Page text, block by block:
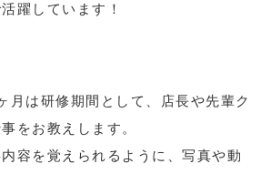
躍しています！
月は研修期間として、店長や先輩ク
をお教えします。
容を覚えられるように、写真や動